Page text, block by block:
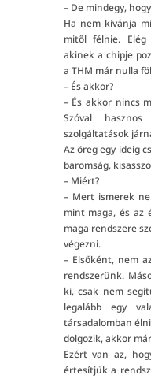
– De mindegy,
Ha nem kívánja
mitől félnie.
akinek a chipje
a THM már nulla
– És akkor?
– És akkor nincs
Szóval
szolgáltatások
Az öreg egy ideig
baromság,
– Miért?
– Mert ismerek
mint maga, és az
maga rendszere
végezni.
– Elsőként, nem
rendszerünk.
ki, csak nem
legalább egy
társadalomban
dolgozik, akkor
Ezért van az,
értesítjük a